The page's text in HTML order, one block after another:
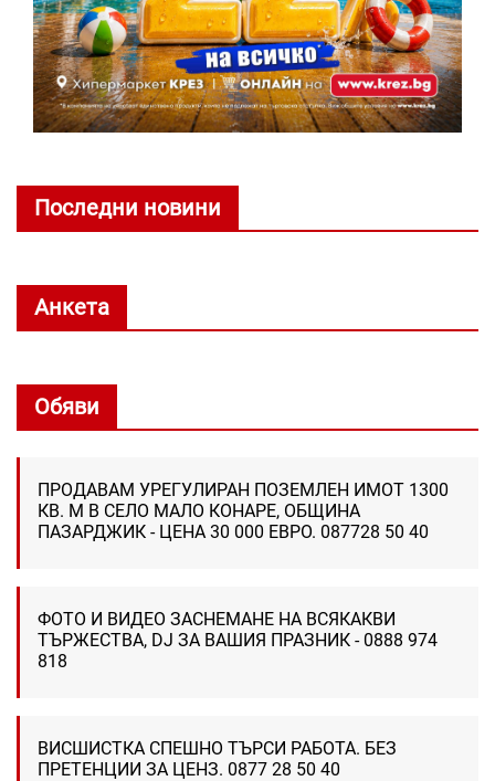
Последни новини
Анкета
Обяви
ПРОДАВАМ УРЕГУЛИРАН ПОЗЕМЛЕН ИМОТ 1300
КВ. М В СЕЛО МАЛО КОНАРЕ, ОБЩИНА
ПАЗАРДЖИК - ЦЕНА 30 000 ЕВРО. 087728 50 40
ФОТО И ВИДЕО ЗАСНЕМАНЕ НА ВСЯКАКВИ
ТЪРЖЕСТВА, DJ ЗА ВАШИЯ ПРАЗНИК - 0888 974
818
ВИСШИСТКА СПЕШНО ТЪРСИ РАБОТА. БЕЗ
ПРЕТЕНЦИИ ЗА ЦЕНЗ. 0877 28 50 40